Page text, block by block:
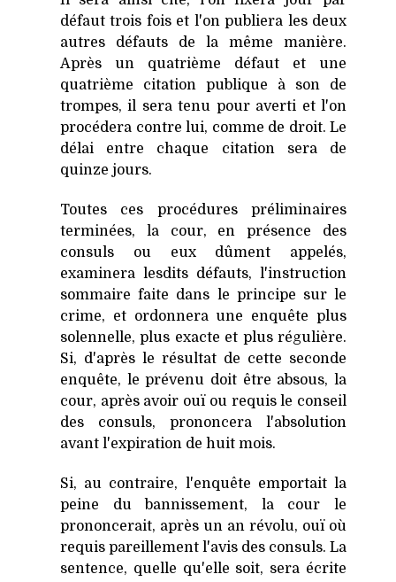
défaut trois fois et l'on publiera les deux
autres défauts de la même manière.
Après un quatrième défaut et une
quatrième citation publique à son de
trompes, il sera tenu pour averti et l'on
procédera contre lui, comme de droit. Le
délai entre chaque citation sera de
quinze jours.
Toutes ces procédures préliminaires
terminées, la cour, en présence des
consuls ou eux dûment appelés,
examinera lesdits défauts, l'instruction
sommaire faite dans le principe sur le
crime, et ordonnera une enquête plus
solennelle, plus exacte et plus régulière.
Si, d'après le résultat de cette seconde
enquête, le prévenu doit être absous, la
cour, après avoir ouï ou requis le conseil
des consuls, prononcera l'absolution
avant l'expiration de huit mois.
Si, au contraire, l'enquête emportait la
peine du bannissement, la cour le
prononcerait, après un an révolu, ouï où
requis pareillement l'avis des consuls. La
sentence, quelle qu'elle soit, sera écrite